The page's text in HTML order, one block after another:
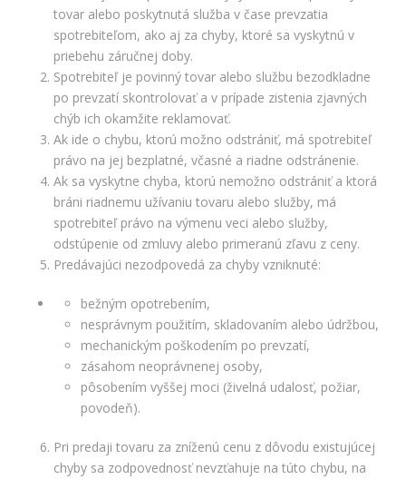
tovar alebo poskytnutá služba v čase prevzatia
spotrebiteľom, ako aj za chyby, ktoré sa vyskytnú v
priebehu záručnej doby.
Spotrebiteľ je povinný tovar alebo službu bezodkladne
po prevzatí skontrolovať a v prípade zistenia zjavných
chýb ich okamžite reklamovať.
Ak ide o chybu, ktorú možno odstrániť, má spotrebiteľ
právo na jej bezplatné, včasné a riadne odstránenie.
Ak sa vyskytne chyba, ktorú nemožno odstrániť a ktorá
bráni riadnemu užívaniu tovaru alebo služby, má
spotrebiteľ právo na výmenu veci alebo služby,
odstúpenie od zmluvy alebo primeranú zľavu z ceny.
Predávajúci nezodpovedá za chyby vzniknuté:
bežným opotrebením,
nesprávnym použitím, skladovaním alebo údržbou,
mechanickým poškodením po prevzatí,
zásahom neoprávnenej osoby,
pôsobením vyššej moci (živelná udalosť, požiar,
povodeň).
Pri predaji tovaru za zníženú cenu z dôvodu existujúcej
chyby sa zodpovednosť nevzťahuje na túto chybu, na